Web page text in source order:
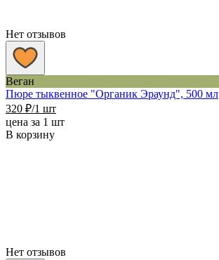
Нет отзывов
Веган
Пюре тыквенное "Органик Эраунд", 500 мл
320 ₽/1 шт
цена за 1 шт
В корзину
Нет отзывов